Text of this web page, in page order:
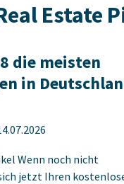
Estate
die meisten
in
Wenn noch nicht
jetzt Ihren